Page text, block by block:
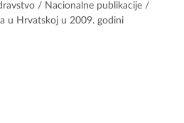
/ Nacionalne publikacije /
u Hrvatskoj u 2009. godini